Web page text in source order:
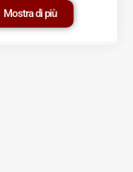
Mostra di più